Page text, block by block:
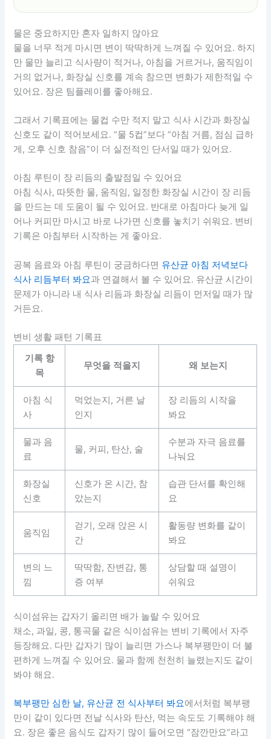
물은 중요하지만 혼자 일하지 않아요
물을 너무 적게 마시면 변이 딱딱하게 느껴질 수 있어요. 하지
만 물만 늘리고 식사량이 적거나, 아침을 거르거나, 움직임이
거의 없거나, 화장실 신호를 계속 참으면 변화가 제한적일 수
있어요. 장은 팀플레이를 좋아해요.
그래서 기록표에는 물컵 수만 적지 말고 식사 시간과 화장실
신호도 같이 적어보세요. “물 5컵”보다 “아침 거름, 점심 급하
게, 오후 신호 참음”이 더 실전적인 단서일 때가 있어요.
아침 루틴이 장 리듬의 출발점일 수 있어요
아침 식사, 따뜻한 물, 움직임, 일정한 화장실 시간이 장 리듬
을 만드는 데 도움이 될 수 있어요. 반대로 아침마다 늦게 일
어나 커피만 마시고 바로 나가면 신호를 놓치기 쉬워요. 변비
기록은 아침부터 시작하는 게 좋아요.
공복 음료와 아침 루틴이 궁금하다면 유산균 아침 저녁보다
식사 리듬부터 봐요과 연결해서 볼 수 있어요. 유산균 시간이
문제가 아니라 내 식사 리듬과 화장실 리듬이 먼저일 때가 많
거든요.
변비 생활 패턴 기록표
기록 항
목
무엇을 적을지 왜 보는지
아침 식
사
먹었는지, 거른 날
인지
장 리듬의 시작을
봐요
물과 음
료
물, 커피, 탄산, 술
수분과 자극 음료를
나눠요
화장실
신호
신호가 온 시간, 참
았는지
습관 단서를 확인해
요
움직임
걷기, 오래 앉은 시
간
활동량 변화를 같이
봐요
변의 느
낌
딱딱함, 잔변감, 통
증 여부
상담할 때 설명이
쉬워요
식이섬유는 갑자기 올리면 배가 놀랄 수 있어요
채소, 과일, 콩, 통곡물 같은 식이섬유는 변비 기록에서 자주
등장해요. 다만 갑자기 많이 늘리면 가스나 복부팽만이 더 불
편하게 느껴질 수 있어요. 물과 함께 천천히 늘렸는지도 같이
봐야 해요.
복부팽만 심한 날, 유산균 전 식사부터 봐요에서처럼 복부팽
만이 같이 있다면 전날 식사와 탄산, 먹는 속도도 기록해야 해
요. 장은 좋은 음식도 갑자기 많이 들어오면 “잠깐만요”라고